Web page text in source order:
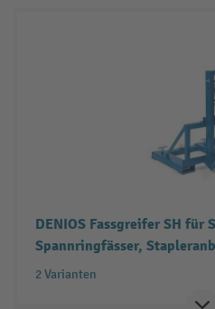
DENIOS Fassgreifer SH für
Spannringfässer,
2 Varianten